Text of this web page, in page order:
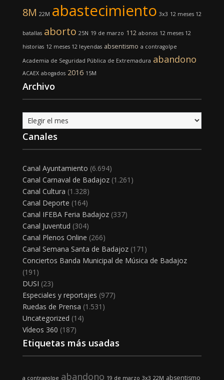
8M 22M abastecimiento 3x3 12 meses 12
batallas aborto 25N 19 de marzo 112 abonos 12 meses 12
historias 12 meses 12 leyendas absentismo a contragolpe
Academia de Seguridad Pública de Extremadura abandono
ACAEX abogados 2016 15M
Archivo
Archivo
Canales
Canal Ayuntamiento (6.694)
Canal Carnaval de Badajoz(1.261)
Canal Cultura (1.328)
Canal Deporte (164)
Canal IFEBA Feria Badajoz(337)
Canal Juventud (304)
Canal Plenos Online (266)
Canal Semana Santa de Badajoz(171)
Conciertos Banda Municipal de Música de Badajoz
(191)
DUSI (23)
Especiales y reportajes (977)
Ruedas de Prensa (1.531)
Uncategorized (14)
Vídeos 360 (187)
Etiquetas más usadas
a contragolpe abandono 19 de marzo 3x3 22M absentismo